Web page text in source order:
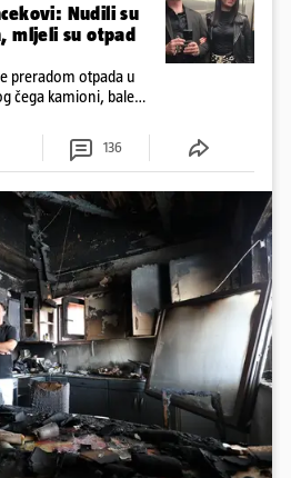
Nudili su
mljeli su otpad
preradom otpada u
čega kamioni, bale
136